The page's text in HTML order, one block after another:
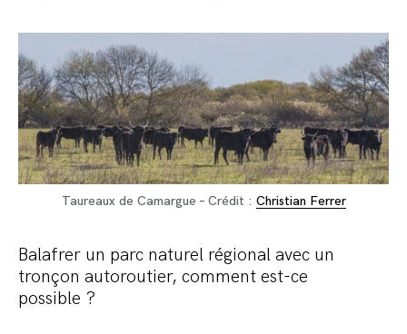
Taureaux de Camargue – Crédit : Christian Ferrer
Balafrer un parc naturel régional avec un
tronçon autoroutier, comment est-ce
possible ?